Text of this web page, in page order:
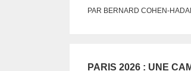
PAR BERNARD COHEN-
PARIS 2026 : UNE